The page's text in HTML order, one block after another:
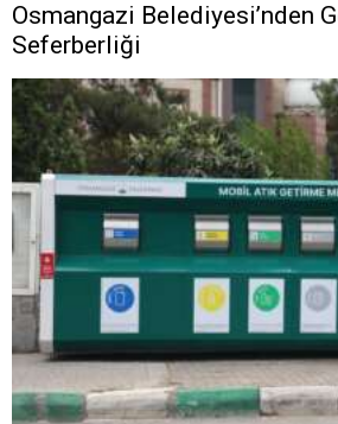
Osmangazi Belediyesi’nden
Seferberliği